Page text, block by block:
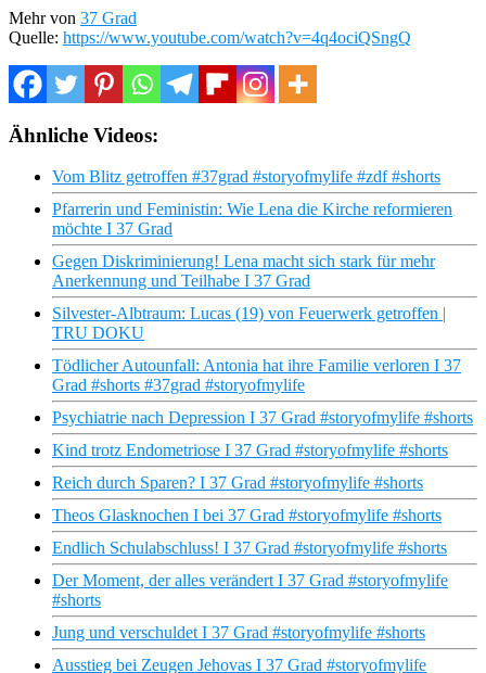
Mehr von 37 Grad
Quelle: https://www.youtube.com/watch?v=4q4ociQSngQ
Ähnliche Videos:
Vom Blitz getroffen #37grad #storyofmylife #zdf #shorts
Pfarrerin und Feministin: Wie Lena die Kirche reformieren
möchte I 37 Grad
Gegen Diskriminierung! Lena macht sich stark für mehr
Anerkennung und Teilhabe I 37 Grad
Silvester-Albtraum: Lucas (19) von Feuerwerk getroffen |
TRU DOKU
Tödlicher Autounfall: Antonia hat ihre Familie verloren I 37
Grad #shorts #37grad #storyofmylife
Psychiatrie nach Depression I 37 Grad #storyofmylife #shorts
Kind trotz Endometriose I 37 Grad #storyofmylife #shorts
Reich durch Sparen? I 37 Grad #storyofmylife #shorts
Theos Glasknochen I bei 37 Grad #storyofmylife #shorts
Endlich Schulabschluss! I 37 Grad #storyofmylife #shorts
Der Moment, der alles verändert I 37 Grad #storyofmylife
#shorts
Jung und verschuldet I 37 Grad #storyofmylife #shorts
Ausstieg bei Zeugen Jehovas I 37 Grad #storyofmylife